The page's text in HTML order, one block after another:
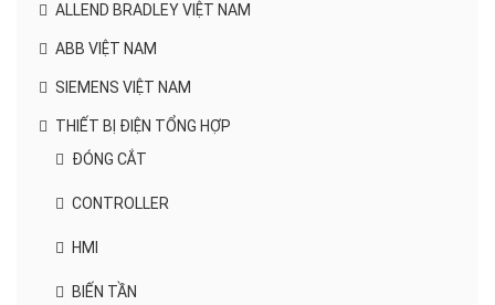
ALLEND BRADLEY VIỆT NAM
ABB VIỆT NAM
SIEMENS VIỆT NAM
THIẾT BỊ ĐIỆN TỔNG HỢP
ĐÓNG CẮT
CONTROLLER
HMI
BIẾN TẦN